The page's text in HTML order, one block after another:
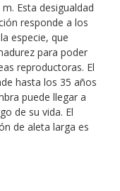
Esta desigualdad
responde a los
especie, que
para poder
reproductoras. El
hasta los 35 años
puede llegar a
de su vida. El
de aleta larga es